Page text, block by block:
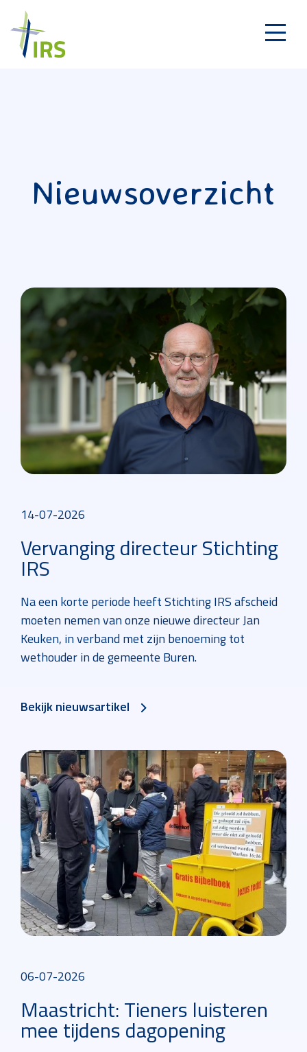
Nieuwsoverzicht
14-07-2026
Vervanging directeur Stichting
IRS
Na een korte periode heeft Stichting IRS afscheid
moeten nemen van onze nieuwe directeur Jan
Keuken, in verband met zijn benoeming tot
wethouder in de gemeente Buren.
Bekijk nieuwsartikel
06-07-2026
Maastricht: Tieners luisteren
mee tijdens dagopening